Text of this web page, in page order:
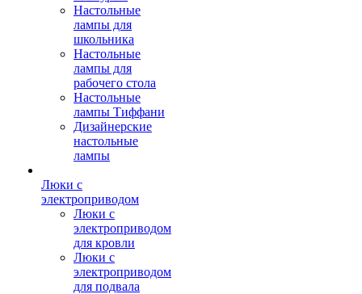
Настольные
лампы для
школьника
Настольные
лампы для
рабочего стола
Настольные
лампы Тиффани
Дизайнерские
настольные
лампы
Люки с
электроприводом
Люки с
электроприводом
для кровли
Люки с
электроприводом
для подвала